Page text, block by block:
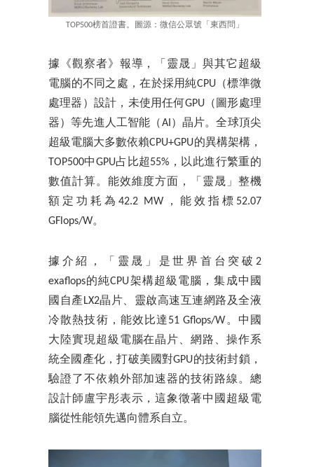
TOP500榜首證書。圖源：微信公眾號「東西問」
據《觀察者》報導，「靈晟」與其它超級
電腦的不同之處，在於採用純CPU（標準微
處理器）設計，未使用任何GPU（圖形處理
器）等先進人工智能（AI）晶片。全球頂尖
超級電腦大多數依賴CPU+GPU的異構架構，
TOP500中GPU占比超55%，以此進行繁重的
數值計算。能效維度方面，「靈晟」整機
額定功耗為42.2 MW，能效指標52.07
GFlops/W。
據介紹，「靈晟」是世界首台突破2
exaflops的純CPU架構超級電腦，集成中國
國自產LX2晶片、靈啟高速互連網路及全液
冷散熱技術，能效比達51 Gflops/W。中國
大陸實現超級電腦在晶片、網路、操作系
統全國產化，打破美國對GPU的技術封鎖，
驗證了不依賴外部加速器的技術路線。總
設計師盧宇彤表示，這象徵著中國超級電
腦從性能領先邁向體系自立。